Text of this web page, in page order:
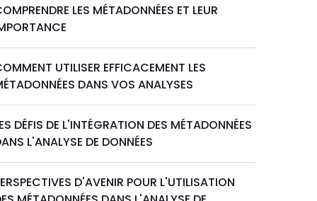
LES MÉTADONNÉES ET LEUR
UTILISER EFFICACEMENT LES
DANS VOS ANALYSES
DÉFIS DE L'INTÉGRATION DES MÉTADONNÉES
L'ANALYSE DE DONNÉES
D'AVENIR POUR L'UTILISATION